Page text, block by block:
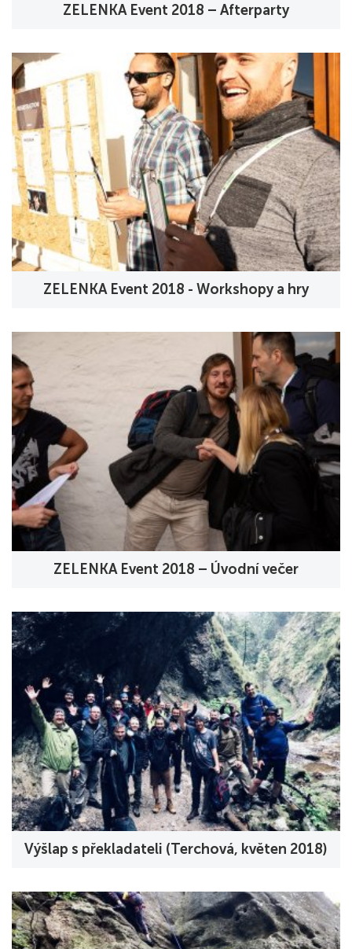
ZELENKA Event 2018 – Afterparty
ZELENKA Event 2018 - Workshopy a hry
ZELENKA Event 2018 – Úvodní večer
Výšlap s překladateli (Terchová, květen 2018)